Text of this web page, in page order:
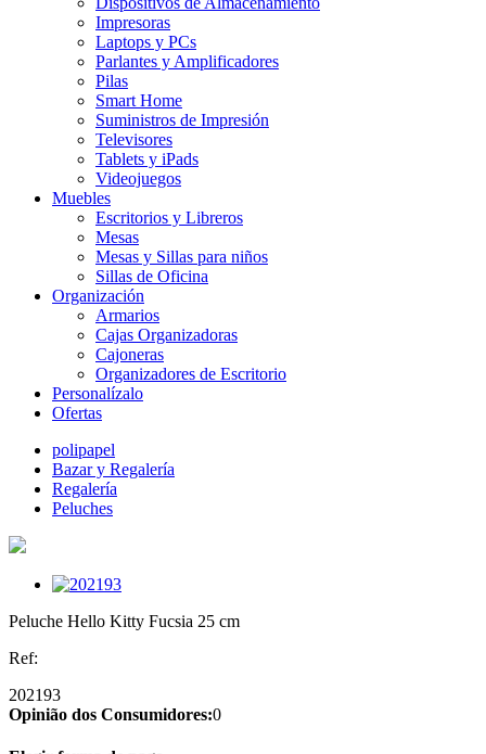
Impresoras
Laptops y PCs
Parlantes y Amplificadores
Pilas
Smart Home
Suministros de Impresión
Televisores
Tablets y iPads
Videojuegos
Muebles
Escritorios y Libreros
Mesas
Mesas y Sillas para niños
Sillas de Oficina
Organización
Armarios
Cajas Organizadoras
Cajoneras
Organizadores de Escritorio
Personalízalo
Ofertas
polipapel
Bazar y Regalería
Regalería
Peluches
Peluche Hello Kitty Fucsia 25 cm
Ref:
202193
Opinião dos Consumidores:0